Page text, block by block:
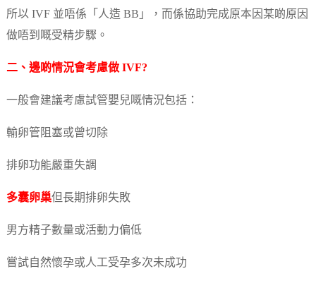
所以 IVF 並唔係「人造 BB」，而係協助完成原本因某啲原因
做唔到嘅受精步驟。
二、邊啲情況會考慮做 IVF?
一般會建議考慮試管嬰兒嘅情況包括：
輸卵管阻塞或曾切除
排卵功能嚴重失調
多囊卵巢但長期排卵失敗
男方精子數量或活動力偏低
嘗試自然懷孕或人工受孕多次未成功